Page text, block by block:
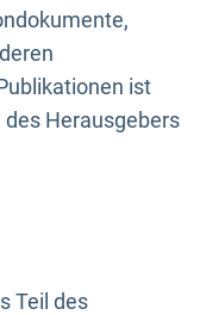
ist
Herausgebers
Teil des